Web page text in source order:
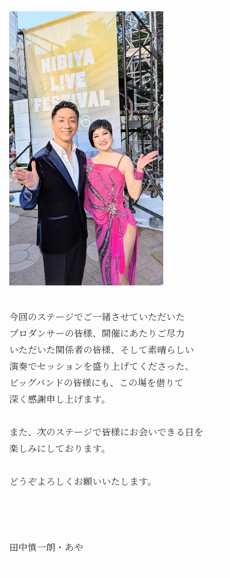
今回のステージでご一緒させていただいた
プロダンサーの皆様、開催にあたりご尽力
いただいた関係者の皆様、そして素晴らしい
演奏でセッションを盛り上げてくださった、
ビッグバンドの皆様にも、この場を借りて
深く感謝申し上げます。
また、次のステージで皆様にお会いできる日を
楽しみにしております。
どうぞよろしくお願いいたします。
田中慎一朗・あや